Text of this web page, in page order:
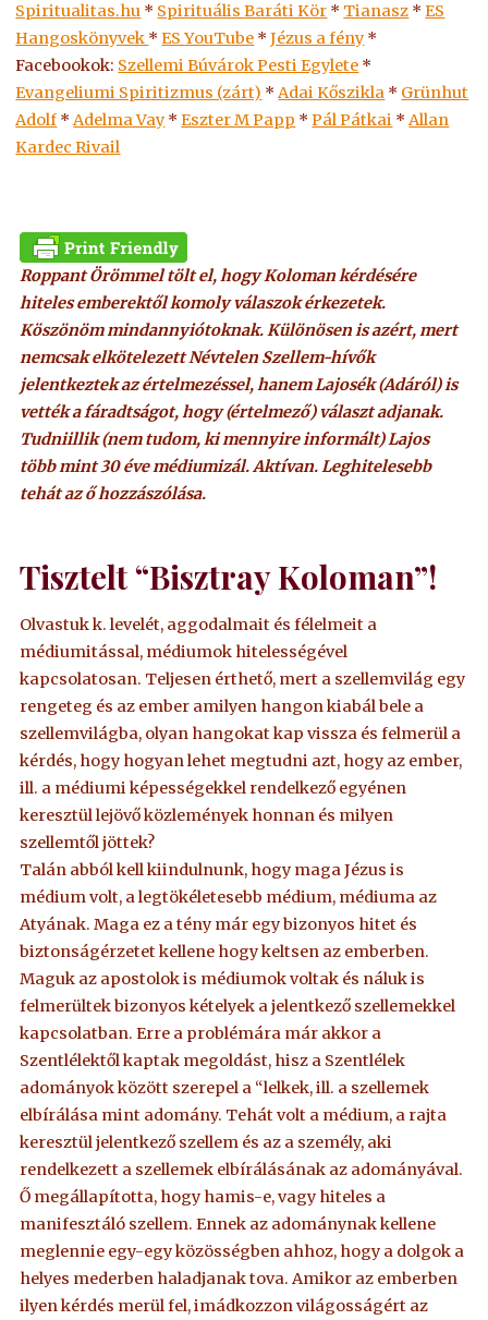
Spiritualitas.hu * Spirituális Baráti Kör * Tianasz *ES
Hangoskönyvek *ESYouTube *Jézus a fény *
Facebookok: Szellemi Búvárok Pesti Egylete *
Evangeliumi Spiritizmus (zárt) *Adai Kőszikla * Grünhut
Adolf *Adelma Vay *Eszter M Papp *Pál Pátkai *Allan
Kardec Rivail
Roppant Örömmel tölt el, hogy Koloman kérdésére
hiteles emberektől komoly válaszok érkezetek.
Köszönöm mindannyiótoknak. Különösen is azért, mert
nemcsak elkötelezett Névtelen Szellem-hívők
jelentkeztek az értelmezéssel, hanem Lajosék (Adáról) is
vették a fáradtságot, hogy (értelmező) választ adjanak.
Tudniillik (nem tudom, ki mennyire informált) Lajos
több mint 30 éve médiumizál. Aktívan. Leghitelesebb
tehát az ő hozzászólása.
Tisztelt “Bisztray Koloman”!
Olvastuk k. levelét, aggodalmait és félelmeit a
médiumitással, médiumok hitelességével
kapcsolatosan. Teljesen érthető, mert a szellemvilág egy
rengeteg és az ember amilyen hangon kiabál bele a
szellemvilágba, olyan hangokat kap vissza és felmerül a
kérdés, hogy hogyan lehet megtudni azt, hogy az ember,
ill. a médiumi képességekkel rendelkező egyénen
keresztül lejövő közlemények honnan és milyen
szellemtől jöttek?
Talán abból kell kiindulnunk, hogy maga Jézus is
médium volt, a legtökéletesebb médium, médiuma az
Atyának. Maga ez a tény már egy bizonyos hitet és
biztonságérzetet kellene hogy keltsen az emberben.
Maguk az apostolok is médiumok voltak és náluk is
felmerültek bizonyos kételyek a jelentkező szellemekkel
kapcsolatban. Erre a problémára már akkor a
Szentlélektől kaptak megoldást, hisz a Szentlélek
adományok között szerepel a “lelkek, ill. a szellemek
elbírálása mint adomány. Tehát volt a médium, a rajta
keresztül jelentkező szellem és az a személy, aki
rendelkezett a szellemek elbírálásának az adományával.
Ő megállapította, hogy hamis-e, vagy hiteles a
manifesztáló szellem. Ennek az adománynak kellene
meglennie egy-egy közösségben ahhoz, hogy a dolgok a
helyes mederben haladjanak tova. Amikor az emberben
ilyen kérdés merül fel, imádkozzon világosságért az